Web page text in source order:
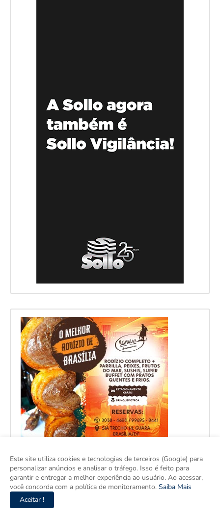
Este site utiliza cookies e tecnologias de terceiros (Google) para
personalizar anúncios e analisar o tráfego. Isso é feito para
garantir e entregar a melhor experiência ao usuário. Ao acessar,
você concorda com a política de monitoramento. Saiba Mais
Aceitar !